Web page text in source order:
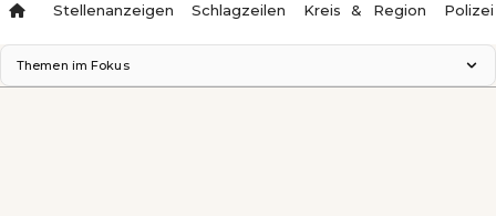
Stellenanzeigen Schlagzeilen Kreis & Region Polizei
Themen im Fokus